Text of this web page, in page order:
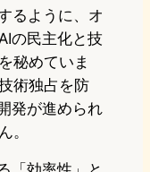
るように、オ
の民主化と技
秘めていま
術独占を防
発が進められ
。